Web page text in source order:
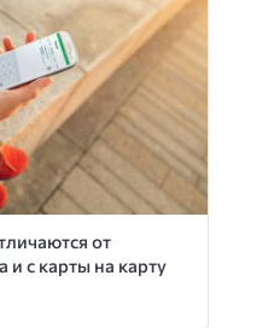
от
и с карты на карту